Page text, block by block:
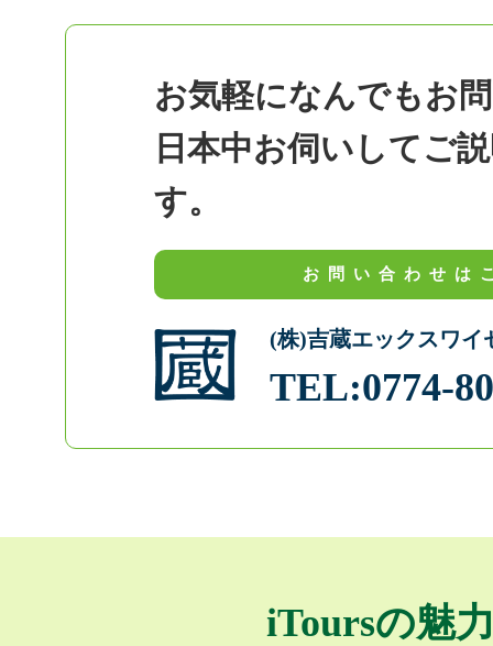
お気軽になんでもお
日本中お伺いしてご
す。
お問い合わせは
(株)吉蔵エックスワイ
TEL:0774-
iToursの魅